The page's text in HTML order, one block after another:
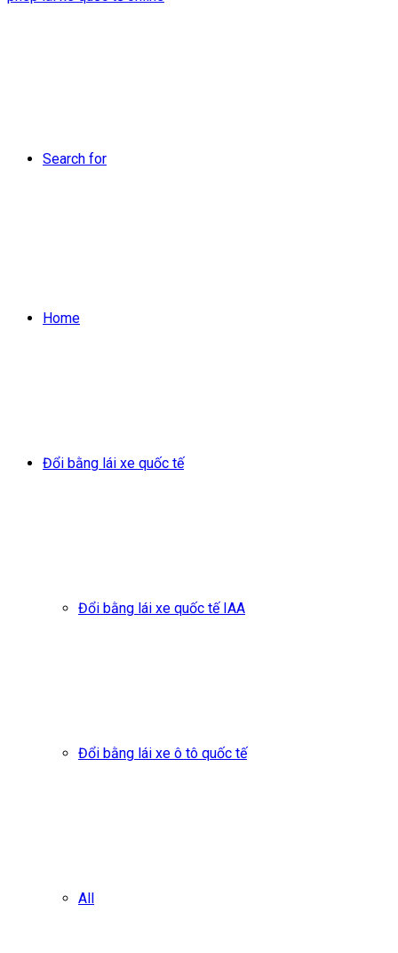
Search for
Home
Đổi bằng lái xe quốc tế
Đổi bằng lái xe quốc tế IAA
Đổi bằng lái xe ô tô quốc tế
All